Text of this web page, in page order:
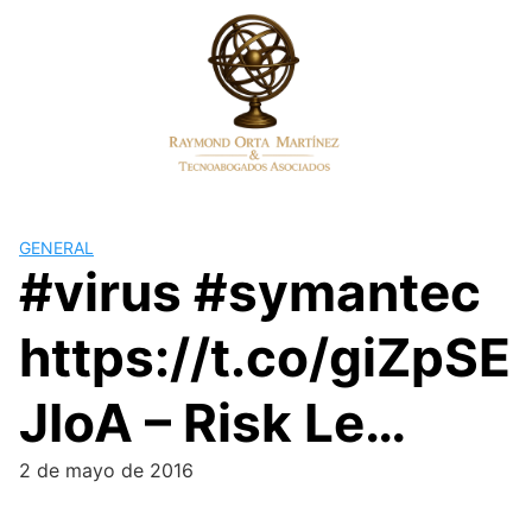
GENERAL
#virus #symantec
https://t.co/giZpSE
JIoA – Risk Le…
2 de mayo de 2016